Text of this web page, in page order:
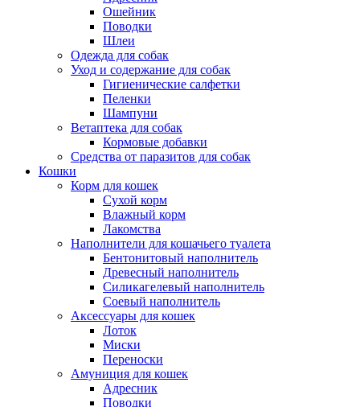
Ошейник
Поводки
Шлеи
Одежда для собак
Уход и содержание для собак
Гигиенические салфетки
Пеленки
Шампуни
Ветаптека для собак
Кормовые добавки
Средства от паразитов для собак
Кошки
Корм для кошек
Сухой корм
Влажный корм
Лакомства
Наполнители для кошачьего туалета
Бентонитовый наполнитель
Древесный наполнитель
Силикагелевый наполнитель
Соевый наполнитель
Аксессуары для кошек
Лоток
Миски
Переноски
Амуниция для кошек
Адресник
Поводки